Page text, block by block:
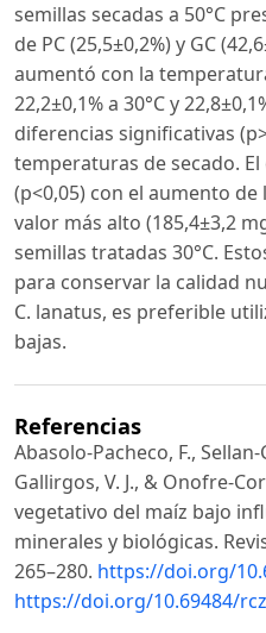
semillas secadas a 50°C
de PC (25,5±0,2%) y GC
aumentó con la
22,2±0,1% a 30°C y
diferencias significativas
temperaturas de secado.
(p<0,05) con el aumento
valor más alto (185,4±3,2
semillas tratadas 30°C.
para conservar la calidad
C. lanatus, es preferible
bajas.
Referencias
Abasolo-Pacheco, F.,
Gallirgos, V. J., & Onofre-
vegetativo del maíz bajo
minerales y biológicas.
265–280. https://doi.org/
https://doi.org/10.69484/